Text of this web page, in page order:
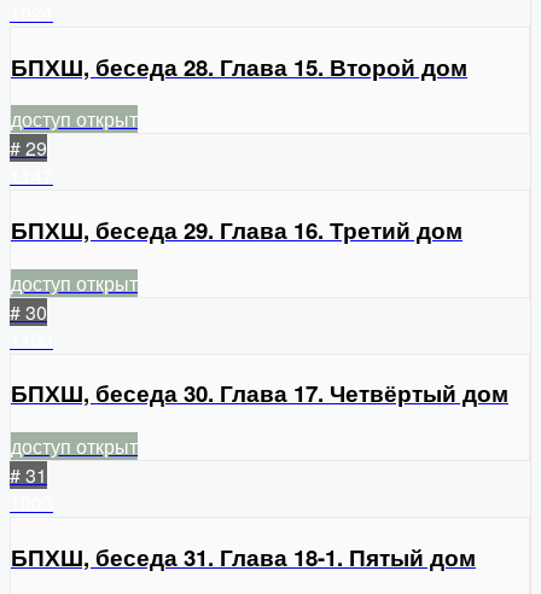
БПХШ, беседа 28. Глава 15. Второй дом
доступ открыт
# 29
БПХШ, беседа 29. Глава 16. Третий дом
доступ открыт
# 30
БПХШ, беседа 30. Глава 17. Четвёртый дом
доступ открыт
# 31
БПХШ, беседа 31. Глава 18-1. Пятый дом